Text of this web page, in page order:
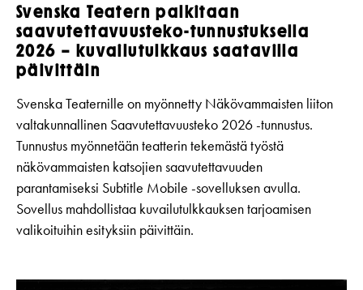
Svenska Teatern palkitaan
saavutettavuusteko-tunnustuksella
2026 – kuvailutulkkaus saatavilla
päivittäin
Svenska Teaternille on myönnetty Näkövammaisten liiton
valtakunnallinen Saavutettavuusteko 2026 -tunnustus.
Tunnustus myönnetään teatterin tekemästä työstä
näkövammaisten katsojien saavutettavuuden
parantamiseksi Subtitle Mobile -sovelluksen avulla.
Sovellus mahdollistaa kuvailutulkkauksen tarjoamisen
valikoituihin esityksiin päivittäin.